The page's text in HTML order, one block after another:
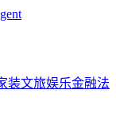
装文旅娱乐金融法